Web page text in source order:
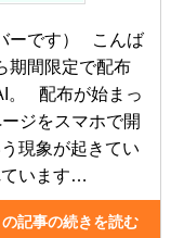
ーです） こんば
期間限定で配布
。 配布が始まっ
ジをスマホで開
現象が起きてい
います…
の記事の続きを読